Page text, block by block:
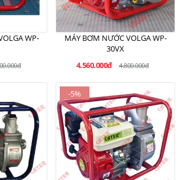
WP-
MÁY BƠM NƯỚC VOLGA WP-
30VX
4.560.000đ
4.800.000đ
-5%